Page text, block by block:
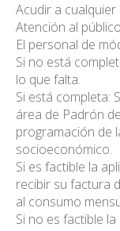
Acudir a cualquier
Atención al
El personal de
Si no está
lo que falta.
Si está completa:
área de Padrón
programación de
socioeconómico.
Si es factible la
recibir su factura
al consumo
Si no es factible